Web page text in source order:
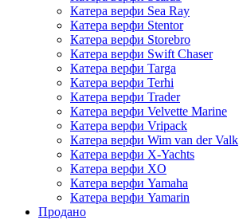
Катера верфи Sea Ray
Катера верфи Stentor
Катера верфи Storebro
Катера верфи Swift Chaser
Катера верфи Targa
Катера верфи Terhi
Катера верфи Trader
Катера верфи Velvette Marine
Катера верфи Vripack
Катера верфи Wim van der Valk
Катера верфи X-Yachts
Катера верфи XO
Катера верфи Yamaha
Катера верфи Yamarin
Продано